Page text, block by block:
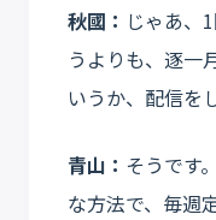
秋國： じゃあ、
うよりも、逐一
いうか、配信を
青山： そうです
な方法で、毎週